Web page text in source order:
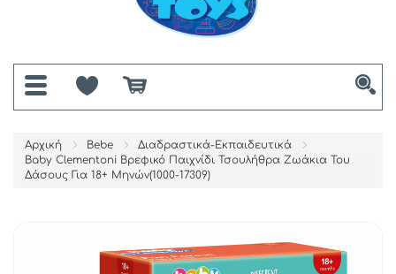
Αρχική Bebe
Διαδραστικά-Εκπαιδευτικά
Baby Clementoni Βρεφικό Παιχνίδι Τσουλήθρα Ζωάκια Του
Δάσους Για 18+ Μηνών(1000-17309)